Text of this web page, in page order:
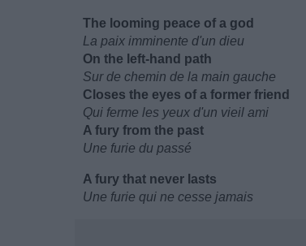
The looming peace of a god
La paix imminente d'un dieu
On the left-hand path
Sur de chemin de la main gauche
Closes the eyes of a former friend
Qui ferme les yeux d'un vieil ami
A fury from the past
Une furie du passé
A fury that never lasts
Une furie qui ne cesse jamais